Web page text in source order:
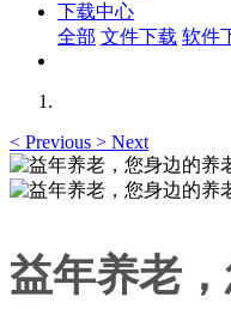
下载中心
全部 文件下载 软件
< Previous > Next
益年养老